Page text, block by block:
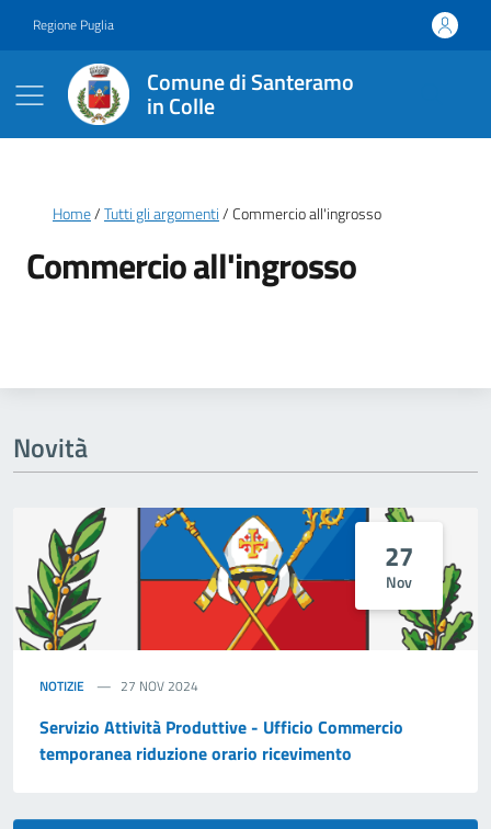
Regione Puglia
Comune di Santeramo
in Colle
Briciole di pane
Home Tutti gli argomenti Commercio all'ingrosso
Commercio all'ingrosso
Novità
27
Nov
NOTIZIE 27 NOV 2024
Servizio Attività Produttive - Ufficio Commercio
temporanea riduzione orario ricevimento